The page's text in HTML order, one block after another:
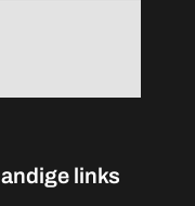
links